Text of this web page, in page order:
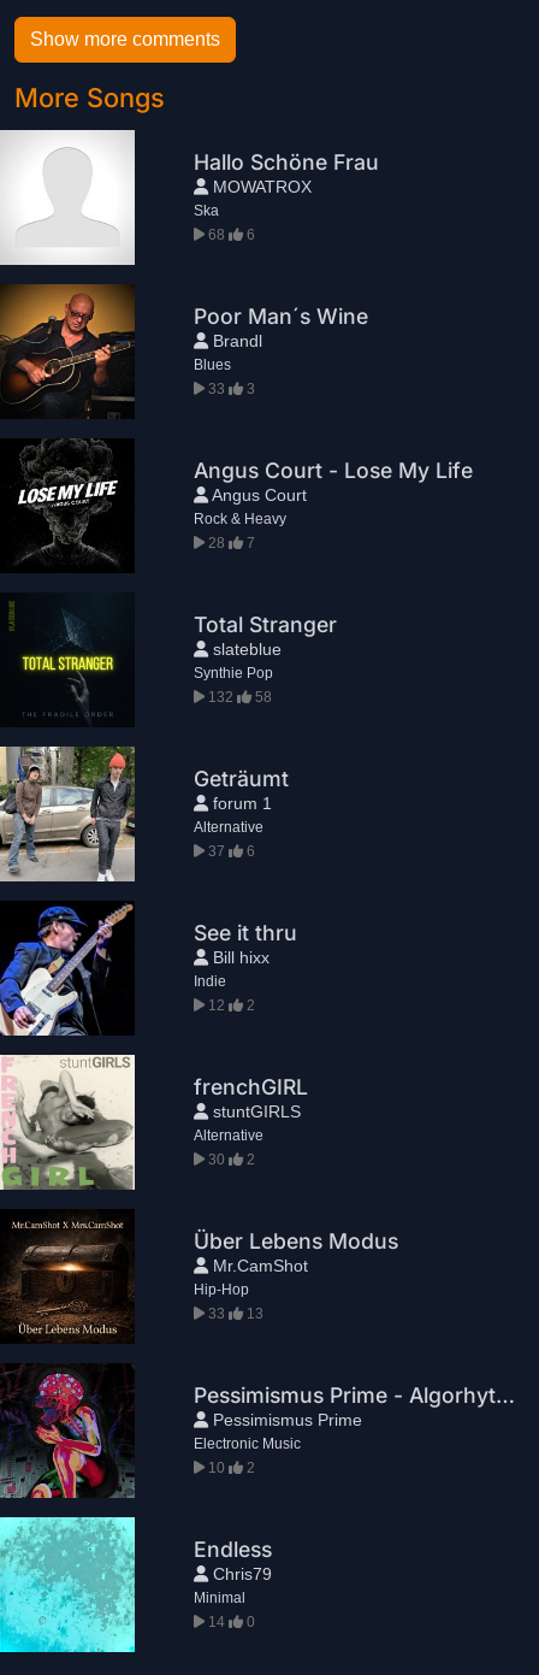
Show more comments
More Songs
Hallo Schöne Frau
MOWATROX
Ska
68
6
Poor Man´s Wine
Brandl
Blues
33
3
Angus Court - Lose My Life
Angus Court
Rock & Heavy
28
7
Total Stranger
slateblue
Synthie Pop
132
58
Geträumt
forum 1
Alternative
37
6
See it thru
Bill hixx
Indie
12
2
frenchGIRL
stuntGIRLS
Alternative
30
2
Über Lebens Modus
Mr.CamShot
Hip-Hop
33
13
Pessimismus Prime - Algorhythm
Pessimismus Prime
Electronic Music
10
2
Endless
Chris79
Minimal
14
0